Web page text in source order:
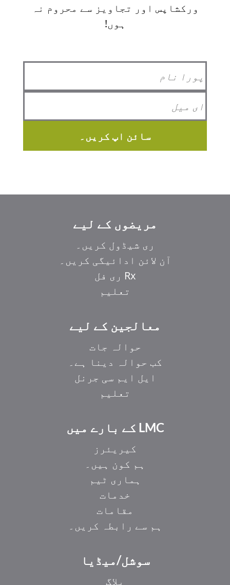
ورکشاپس اور تجاویز سے محروم نہ
ہوں!
سائن اپ کریں۔
مریضوں کے لیے
ری شیڈول کریں۔
آن لائن ادائیگی کریں۔
Rx ری فل
تعلیم
معالجین کے لیے
حوالہ جات
کب حوالہ دینا ہے۔
ایل ایم سی جرنل
تعلیم
LMC کے بارے میں
کیریئرز
ہم کون ہیں۔
ہماری ٹیم
خدمات
مقامات
ہم سے رابطہ کریں۔
سوشل/میڈیا
بلاگ